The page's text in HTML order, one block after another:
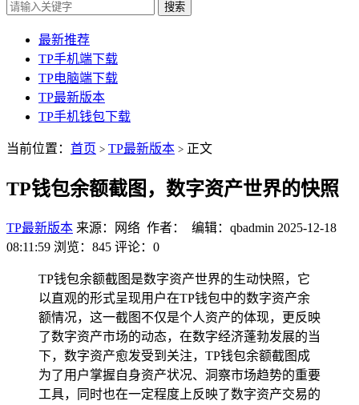
搜索
最新推荐
TP手机端下载
TP电脑端下载
TP最新版本
TP手机钱包下载
当前位置： 首页 > TP最新版本 > 正文
TP钱包余额截图，数字资产世界的快照
TP最新版本 来源：网络 作者： 编辑：qbadmin 2025-12-18
08:11:59 浏览：845 评论：0
TP钱包余额截图是数字资产世界的生动快照，它
以直观的形式呈现用户在TP钱包中的数字资产余
额情况，这一截图不仅是个人资产的体现，更反映
了数字资产市场的动态，在数字经济蓬勃发展的当
下，数字资产愈发受到关注，TP钱包余额截图成
为了用户掌握自身资产状况、洞察市场趋势的重要
工具，同时也在一定程度上反映了数字资产交易的